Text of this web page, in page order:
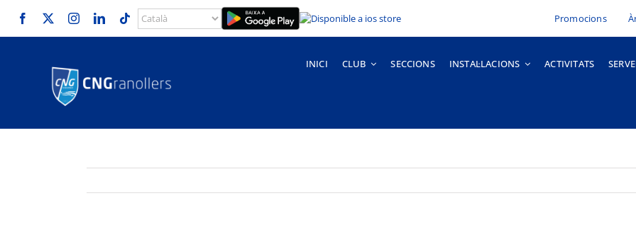
Promocions
INICI CLUB SECCIONS INSTAL·LACIONS ACTIVITATS